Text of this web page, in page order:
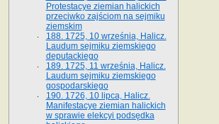
Protestacye ziemian halickich
przeciwko zajściom na sejmiku
ziemskim
188. 1725, 10 września, Halicz.
Laudum sejmiku ziemskiego
deputackiego
189. 1725, 11 września, Halicz.
Laudum sejmiku ziemskiego
gospodarskiego
190. 1726, 10 lipca, Halicz.
Manifestacye ziemian halickich
w sprawie elekcyi podsędka